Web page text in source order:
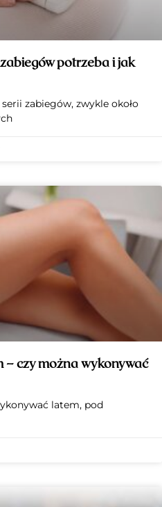
potrzeba i jak
zabiegów, zwykle około
– czy można wykonywać
latem, pod